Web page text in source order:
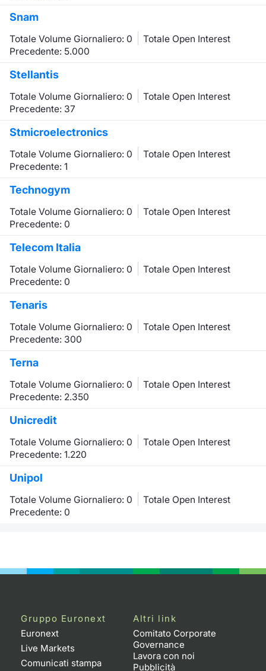
Snam
Totale Volume Giornaliero: 0
Totale Open Interest
Precedente: 5.000
Stellantis
Totale Volume Giornaliero: 0
Totale Open Interest
Precedente: 37
Stmicroelectronics
Totale Volume Giornaliero: 0
Totale Open Interest
Precedente: 1
Technogym
Totale Volume Giornaliero: 0
Totale Open Interest
Precedente: 0
Telecom Italia
Totale Volume Giornaliero: 0
Totale Open Interest
Precedente: 0
Tenaris
Totale Volume Giornaliero: 0
Totale Open Interest
Precedente: 300
Terna
Totale Volume Giornaliero: 0
Totale Open Interest
Precedente: 2.350
Unicredit
Totale Volume Giornaliero: 0
Totale Open Interest
Precedente: 1.220
Unipol
Totale Volume Giornaliero: 0
Totale Open Interest
Precedente: 0
Gruppo Euronext
Euronext
Live Markets
Comunicati stampa
Altri link
Comitato Corporate
Governance
Lavora con noi
Pubblicità